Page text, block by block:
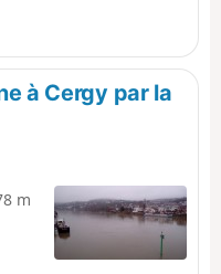
à Cergy par la
m